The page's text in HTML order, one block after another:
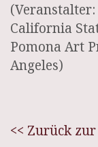
California
Pomona Art
Angeles)
<< Zurück